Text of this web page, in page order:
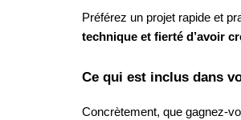
Préférez un projet rapide et
technique et fierté d’avoir
Ce qui est inclus dans
Concrètement, que gagnez-